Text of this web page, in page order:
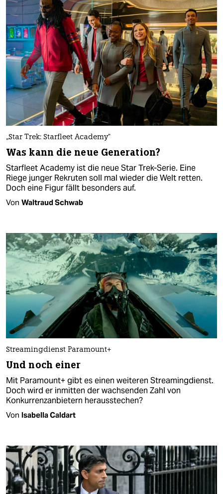
„Star Trek: Starfleet Academy“
Was kann die neue Generation?
Starfleet Academy ist die neue Star Trek-Serie. Eine
Riege junger Rekruten soll mal wieder die Welt retten.
Doch eine Figur fällt besonders auf.
Von Waltraud Schwab
Streamingdienst Paramount+
Und noch einer
Mit Paramount+ gibt es einen weiteren Streamingdienst.
Doch wird er inmitten der wachsenden Zahl von
Konkurrenzanbietern herausstechen?
Von Isabella Caldart